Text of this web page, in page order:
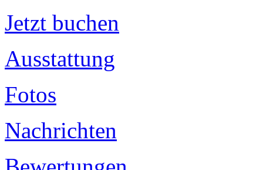
Jetzt buchen
Ausstattung
Fotos
Nachrichten